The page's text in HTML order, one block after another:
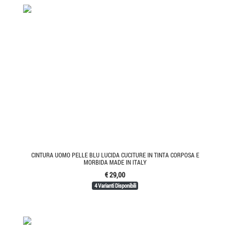
CINTURA UOMO PELLE BLU LUCIDA CUCITURE IN TINTA CORPOSA E
MORBIDA MADE IN ITALY
€ 29,00
4 Varianti Disponibili